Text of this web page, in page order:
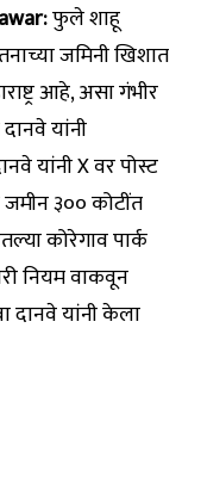
फुले शाहू
जमिनी खिशात
आहे, असा गंभीर
यांनी
यांनी X वर पोस्ट
३०० कोटींत
कोरेगाव पार्क
नियम वाकवून
दानवे यांनी केला